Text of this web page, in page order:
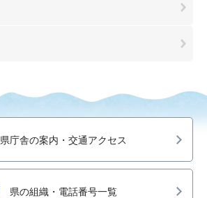
県庁舎の案内・交通アクセス
県の組織・電話番号一覧